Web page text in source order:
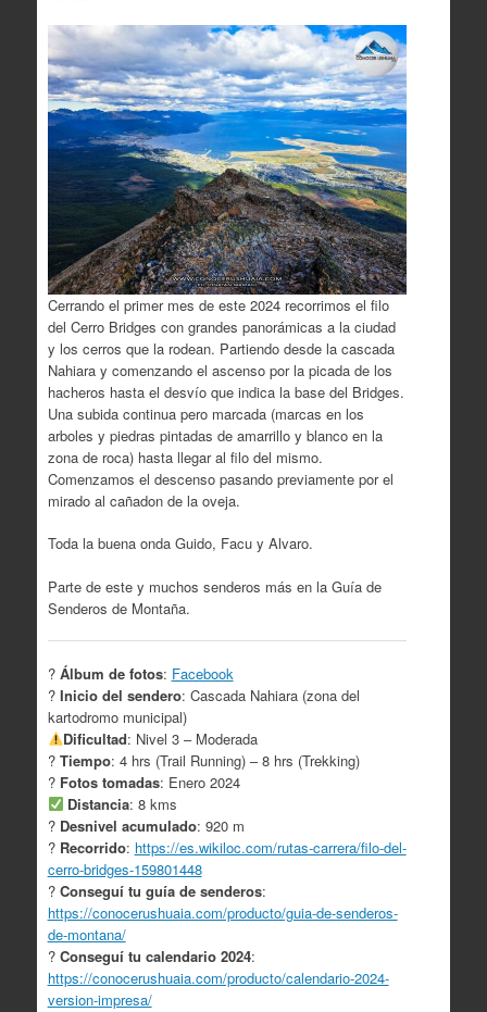
Cerrando el primer mes de este 2024 recorrimos el filo
del Cerro Bridges con grandes panorámicas a la ciudad
y los cerros que la rodean. Partiendo desde la cascada
Nahiara y comenzando el ascenso por la picada de los
hacheros hasta el desvío que indica la base del Bridges.
Una subida continua pero marcada (marcas en los
arboles y piedras pintadas de amarrillo y blanco en la
zona de roca) hasta llegar al filo del mismo.
Comenzamos el descenso pasando previamente por el
mirado al cañadon de la oveja.
Toda la buena onda Guido, Facu y Alvaro.
Parte de este y muchos senderos más en la Guía de
Senderos de Montaña.
? Álbum de fotos: Facebook
? Inicio del sendero: Cascada Nahiara (zona del
kartodromo municipal)
Dificultad: Nivel 3 – Moderada
? Tiempo: 4 hrs (Trail Running) – 8 hrs (Trekking)
? Fotos tomadas: Enero 2024
Distancia: 8 kms
? Desnivel acumulado: 920 m
? Recorrido: https://es.wikiloc.com/rutas-carrera/filo-del-
cerro-bridges-159801448
? Conseguí tu guía de senderos:
https://conocerushuaia.com/producto/guia-de-senderos-
de-montana/
? Conseguí tu calendario 2024:
https://conocerushuaia.com/producto/calendario-2024-
version-impresa/